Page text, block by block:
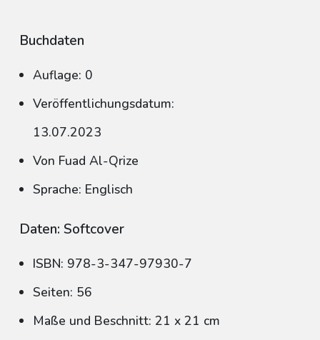
Buchdaten
Auflage: 0
Veröffentlichungsdatum:
13.07.2023
Von Fuad Al-Qrize
Sprache: Englisch
Daten: Softcover
ISBN: 978-3-347-97930-7
Seiten: 56
Maße und Beschnitt: 21 x 21 cm